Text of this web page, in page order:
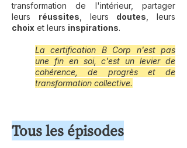
transformation de l'intérieur, partager
leurs réussites , leurs doutes , leurs
choix et leurs inspirations.
La certification B Corp n'est pas
une fin en soi, c'est un levier de
cohérence, de progrès et de
transformation collective.
Tous les épisodes